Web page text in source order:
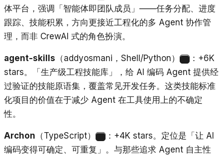
体平台，强调「智能体即团队成员」——任务分配、进度
跟踪、技能积累，方向更接近工程化的多 Agent 协作管
理，而非 CrewAI 式的角色扮演。
agent-skills （addyosmani，Shell/Python）
：+6K
stars。「生产级工程技能库」，给 AI 编码 Agent 提供经
过验证的技能原语集，覆盖常见开发任务。这类技能标准
化项目的价值在于减少 Agent 在工具使用上的不确定
性。
Archon （TypeScript）
：+4K stars。定位是「让 AI
编码变得可确定、可重复」。与那些追求 Agent 自主性